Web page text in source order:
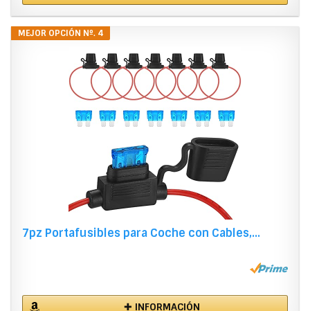
MEJOR OPCIÓN Nº. 4
7pz Portafusibles para Coche con Cables,...
✚ INFORMACIÓN